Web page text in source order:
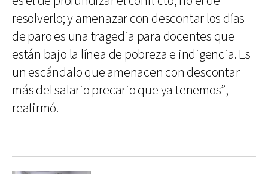
resolverlo; y amenazar con descontar los días
de paro es una tragedia para docentes que
están bajo la línea de pobreza e indigencia. Es
un escándalo que amenacen con descontar
más del salario precario que ya tenemos”,
reafirmó.